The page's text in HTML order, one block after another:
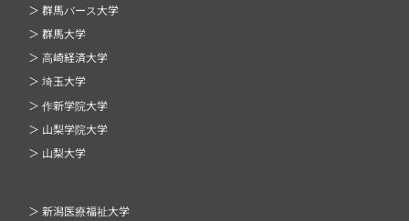
＞ 群馬バース大学
＞ 群馬大学
＞ 高崎経済大学
＞ 埼玉大学
＞ 作新学院大学
＞ 山梨学院大学
＞ 山梨大学
＞ 新潟医療福祉大学